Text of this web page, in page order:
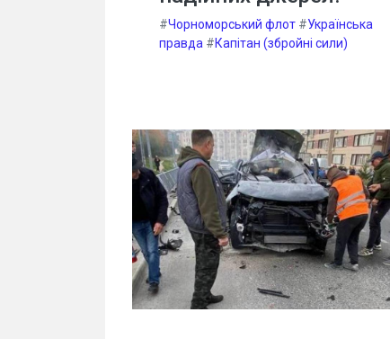
#Чорноморський флот #Українська
правда #Капітан (збройні сили)